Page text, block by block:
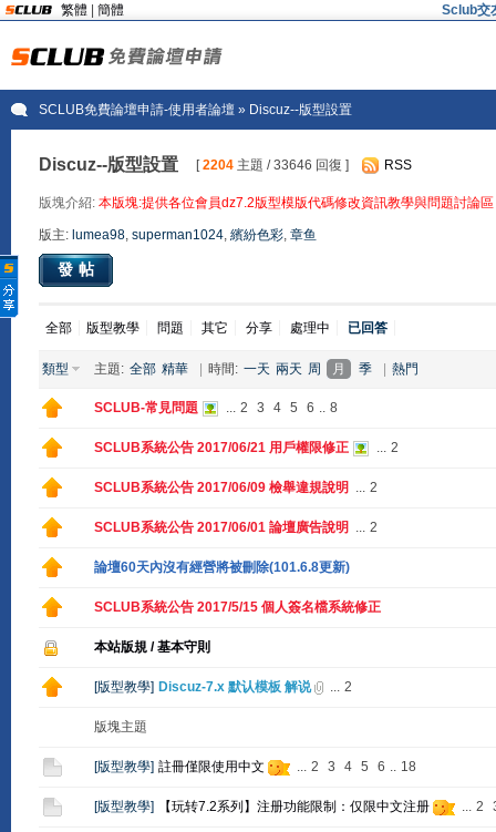
繁體 簡體 Sclub交
SCLUB免費論壇申請-使用者論壇» Discuz--版型設置
Discuz--版型設置 [2204主題 / 33646 回復 ] RSS
版塊介紹: 本版塊:提供各位會員dz7.2版型模版代碼修改資訊教學與問題討論區
版主: lumea98, superman1024, 繽紛色彩, 章鱼
發帖
全部 版型教學 問題 其它 分享 處理中 已回答
類型 主題: 全部 精華 時間: 一天 兩天 周 月 季 熱門
SCLUB-常見問題 ... 2 3 4 5 6 .. 8
SCLUB系統公告 2017/06/21 用戶權限修正 ... 2
SCLUB系統公告 2017/06/09 檢舉違規說明 ... 2
SCLUB系統公告 2017/06/01 論壇廣告說明 ... 2
論壇60天內沒有經營將被刪除(101.6.8更新)
SCLUB系統公告 2017/5/15 個人簽名檔系統修正
本站版規 / 基本守則
[版型教學] Discuz-7.x 默认模板 解说 ... 2
版塊主題
[版型教學] 註冊僅限使用中文 ... 2 3 4 5 6 .. 18
[版型教學] 【玩转7.2系列】注册功能限制：仅限中文注册 ... 2